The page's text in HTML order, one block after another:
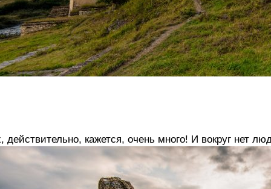
действительно, кажется, очень много! И вокруг нет